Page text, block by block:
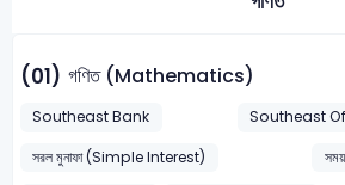
(01) গণিত (Mathematics)
Southeast Bank Southeast
সরল মুনাফা (Simple Interest)